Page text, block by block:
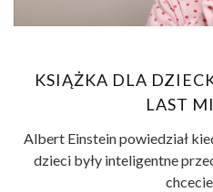
KSIĄŻKA DLA
LAST
Albert Einstein powiedział
dzieci były inteligentne